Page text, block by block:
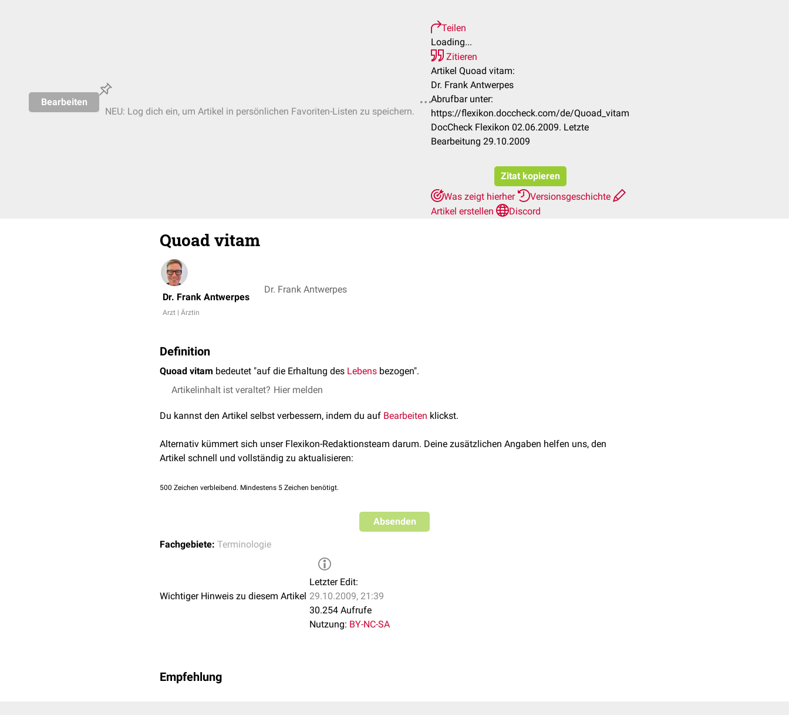
Bearbeiten
NEU: Log dich ein, um Artikel in persönlichen Favoriten-Listen zu speichern.
Teilen
Loading...
Zitieren
Artikel Quoad vitam:
Dr. Frank Antwerpes
Abrufbar unter:
https://flexikon.doccheck.com/de/Quoad_vitam
DocCheck Flexikon 02.06.2009. Letzte
Bearbeitung 29.10.2009
Zitat kopieren
Was zeigt hierher
Versionsgeschichte
Artikel erstellen
Discord
Quoad vitam
Dr. Frank Antwerpes
Arzt | Ärztin
Dr. Frank Antwerpes
Definition
Quoad vitam bedeutet "auf die Erhaltung des Lebens bezogen".
Artikelinhalt ist veraltet? Hier melden
Du kannst den Artikel selbst verbessern, indem du auf Bearbeiten klickst.
Alternativ kümmert sich unser Flexikon-Redaktionsteam darum. Deine zusätzlichen Angaben helfen uns, den
Artikel schnell und vollständig zu aktualisieren:
500 Zeichen verbleibend. Mindestens 5 Zeichen benötigt.
Absenden
Fachgebiete: Terminologie
Wichtiger Hinweis zu diesem Artikel
Letzter Edit:
29.10.2009, 21:39
30.254 Aufrufe
Nutzung: BY-NC-SA
Empfehlung